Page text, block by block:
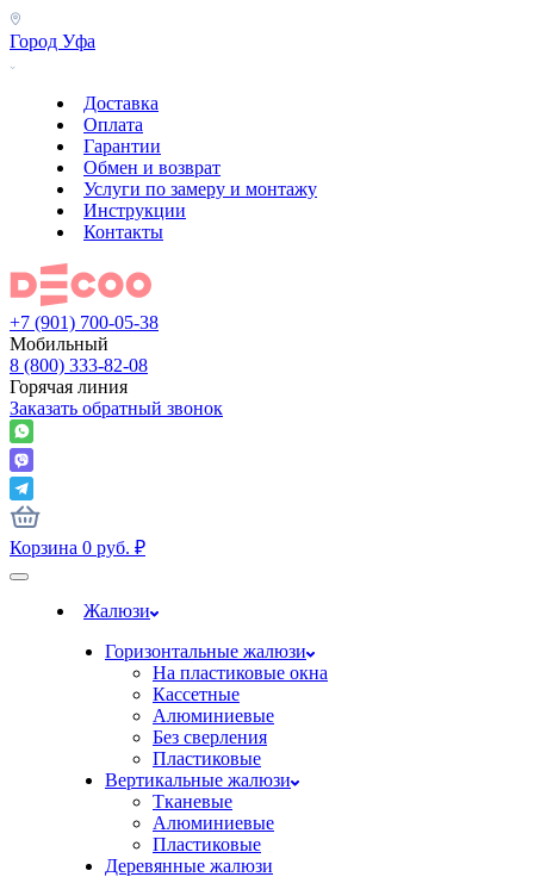
Город Уфа
Доставка
Оплата
Гарантии
Обмен и возврат
Услуги по замеру и монтажу
Инструкции
Контакты
+7 (901) 700-05-38
Мобильный
8 (800) 333-82-08
Горячая линия
Заказать обратный звонок
Корзина 0 руб. ₽
Жалюзи
Горизонтальные жалюзи
На пластиковые окна
Кассетные
Алюминиевые
Без сверления
Пластиковые
Вертикальные жалюзи
Тканевые
Алюминиевые
Пластиковые
Деревянные жалюзи